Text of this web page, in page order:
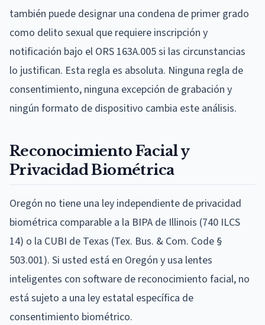
también puede designar una condena de primer grado
como delito sexual que requiere inscripción y
notificación bajo el ORS 163A.005 si las circunstancias
lo justifican. Esta regla es absoluta. Ninguna regla de
consentimiento, ninguna excepción de grabación y
ningún formato de dispositivo cambia este análisis.
Reconocimiento Facial y
Privacidad Biométrica
Oregón no tiene una ley independiente de privacidad
biométrica comparable a la BIPA de Illinois (740 ILCS
14) o la CUBI de Texas (Tex. Bus. & Com. Code §
503.001). Si usted está en Oregón y usa lentes
inteligentes con software de reconocimiento facial, no
está sujeto a una ley estatal específica de
consentimiento biométrico.